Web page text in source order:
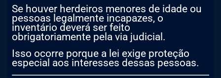
Se houver herdeiros menores de idade ou
pessoas legalmente incapazes, o
inventário deverá ser feito
obrigatoriamente pela via judicial.
Isso ocorre porque a lei exige proteção
especial aos interesses dessas pessoas.